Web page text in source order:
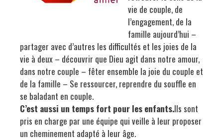
vie de couple, de
l’engagement, de la
famille aujourd’hui –
partager avec d’autres les difficultés et les joies de la
vie à deux – découvrir que Dieu agit dans notre amour,
dans notre couple – fêter ensemble la joie du couple et
de la famille – Se ressourcer, reprendre du souffle en
se baladant en couple.
C’est aussi un temps fort pour les enfants.Ils sont
pris en charge par une équipe qui veille à leur proposer
un cheminement adapté à leur âge.